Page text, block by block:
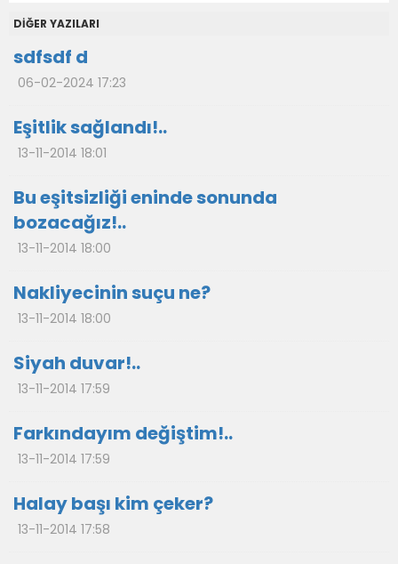
DİĞER YAZILARI
sdfsdf d
06-02-2024 17:23
Eşitlik sağlandı!..
13-11-2014 18:01
Bu eşitsizliği eninde sonunda
bozacağız!..
13-11-2014 18:00
Nakliyecinin suçu ne?
13-11-2014 18:00
Siyah duvar!..
13-11-2014 17:59
Farkındayım değiştim!..
13-11-2014 17:59
Halay başı kim çeker?
13-11-2014 17:58